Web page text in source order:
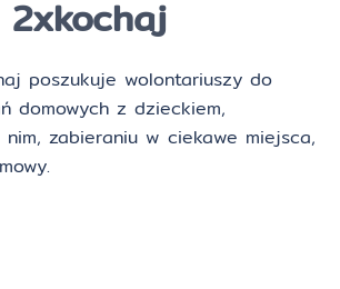
poszukuje wolontariuszy do
domowych z dzieckiem,
zabieraniu w ciekawe miejsca,